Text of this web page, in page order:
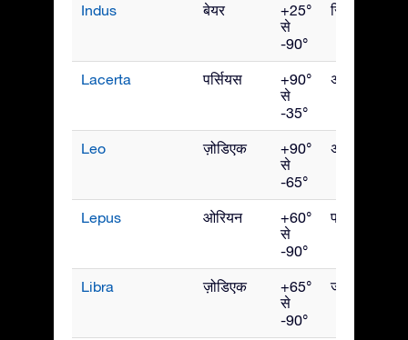
Indus बेयर
+25°
से
-90°
सितंबर
Lacerta पर्सियस
+90°
से
-35°
अक्टूबर
Leo ज़ोडिएक
+90°
से
-65°
अप्रैल
Lepus ओरियन
+60°
से
-90°
फरवरी
Libra ज़ोडिएक
+65°
से
-90°
जून